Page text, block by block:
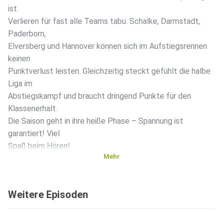
ist
Verlieren für fast alle Teams tabu. Schalke, Darmstadt,
Paderborn,
Elversberg und Hannover können sich im Aufstiegsrennen
keinen
Punktverlust leisten. Gleichzeitig steckt gefühlt die halbe
Liga im
Abstiegskampf und braucht dringend Punkte für den
Klassenerhalt.
Die Saison geht in ihre heiße Phase – Spannung ist
garantiert! Viel
Spaß beim Hören! ️
Mehr
Weitere Episoden